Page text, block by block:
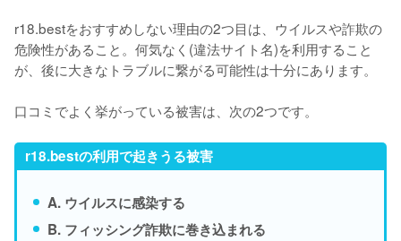
r18.bestをおすすめしない理由の2つ目は、 ウイルスや詐欺の
危険性があること。何気なく(違法サイト名)を利用すること
が、後に大きなトラブルに繋がる可能性は十分にあります。
口コミでよく挙がっている被害は、次の2つです。
r18.bestの利用で起きうる被害
A. ウイルスに感染する
B. フィッシング詐欺に巻き込まれる